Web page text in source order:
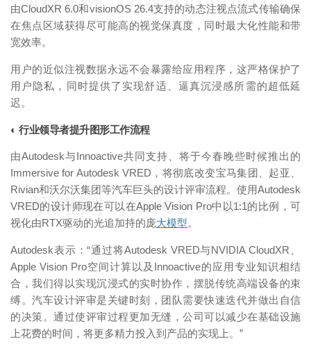
由CloudXR 6.0和visionOS 26.4支持的动态注视点流式传输确保
在焦点区域获得尽可能高的视觉保真度，同时最大化性能和带
宽效率。
用户的近似注视数据永远不会暴露给应用程序，这严格保护了
用户隐私，同时提供了实现舒适、逼真沉浸感所需的超低延
迟。
◐ 行业领导者提升图形工作流程
由Autodesk与Innoactive共同支持、将于今春晚些时候推出的
Immersive for Autodesk VRED，将彻底改变宝马集团、起亚、
Rivian和沃尔沃集团等汽车巨头的设计评审流程。使用Autodesk
VRED的设计师现在可以在Apple Vision Pro中以1:1的比例，可
视化由RTX驱动的光追加持的庞大模型。
Autodesk表示：“通过将Autodesk VRED与NVIDIA CloudXR、
Apple Vision Pro空间计算以及Innoactive的应用专业知识相结
合，我们得以实现沉浸式的实时协作，摆脱传统高端设备的束
缚。汽车设计评审是关键时刻，团队需要快速迭代并做出自信
的决策。通过使评审过程更加无缝，公司可以减少在基础设施
上花费的时间，将更多精力投入到产品的实现上。”
映维网（nweon.com）